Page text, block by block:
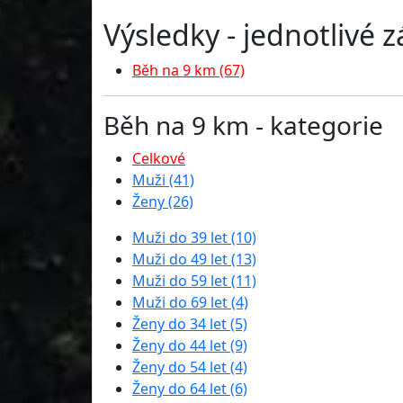
Výsledky - jednotlivé
Běh na 9 km (67)
Běh na 9 km - kategorie
Celkové
Muži (41)
Ženy (26)
Muži do 39 let (10)
Muži do 49 let (13)
Muži do 59 let (11)
Muži do 69 let (4)
Ženy do 34 let (5)
Ženy do 44 let (9)
Ženy do 54 let (4)
Ženy do 64 let (6)